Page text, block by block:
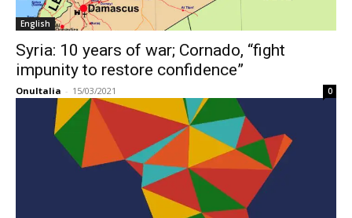
English
Syria: 10 years of war; Cornado, “fight
impunity to restore confidence”
OnuItalia - 15/03/2021 0